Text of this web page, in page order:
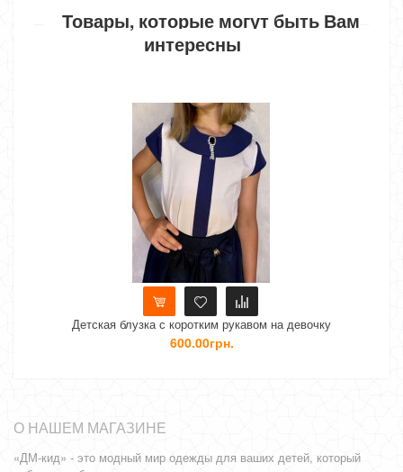
Товары, которые могут быть Вам
интересны
блузка с коротким рукавом на девочку
О НАШЕМ МАГАЗИНЕ
«ДМ-кид» - это модный мир одежды для ваших детей, который